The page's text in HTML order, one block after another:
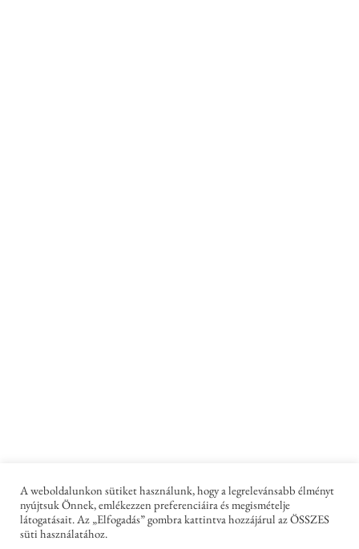
A weboldalunkon sütiket használunk, hogy a legrelevánsabb élményt
nyújtsuk Önnek, emlékezzen preferenciáira és megismételje
látogatásait. Az „Elfogadás” gombra kattintva hozzájárul az ÖSSZES
süti használatához.